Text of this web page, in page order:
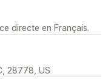
directe en Français.
28778, US